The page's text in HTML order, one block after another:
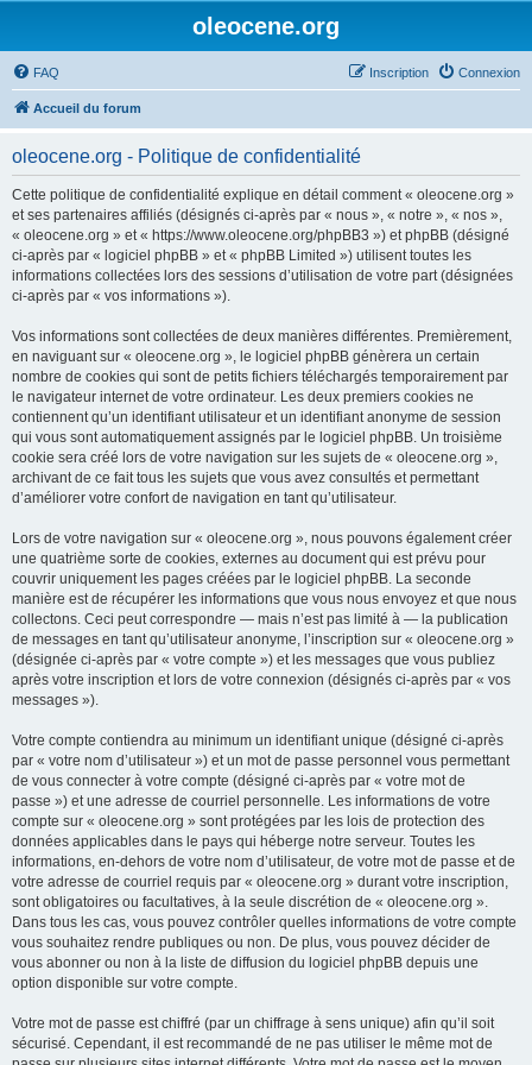
oleocene.org
FAQ Connexion
Inscription
Accueil du forum
oleocene.org - Politique de confidentialité
Cette politique de confidentialité explique en détail comment « oleocene.org »
et ses partenaires affiliés (désignés ci-après par « nous », « notre », « nos »,
« oleocene.org » et « https://www.oleocene.org/phpBB3 ») et phpBB (désigné
ci-après par « logiciel phpBB » et « phpBB Limited ») utilisent toutes les
informations collectées lors des sessions d’utilisation de votre part (désignées
ci-après par « vos informations »).
Vos informations sont collectées de deux manières différentes. Premièrement,
en naviguant sur « oleocene.org », le logiciel phpBB génèrera un certain
nombre de cookies qui sont de petits fichiers téléchargés temporairement par
le navigateur internet de votre ordinateur. Les deux premiers cookies ne
contiennent qu’un identifiant utilisateur et un identifiant anonyme de session
qui vous sont automatiquement assignés par le logiciel phpBB. Un troisième
cookie sera créé lors de votre navigation sur les sujets de « oleocene.org »,
archivant de ce fait tous les sujets que vous avez consultés et permettant
d’améliorer votre confort de navigation en tant qu’utilisateur.
Lors de votre navigation sur « oleocene.org », nous pouvons également créer
une quatrième sorte de cookies, externes au document qui est prévu pour
couvrir uniquement les pages créées par le logiciel phpBB. La seconde
manière est de récupérer les informations que vous nous envoyez et que nous
collectons. Ceci peut correspondre — mais n’est pas limité à — la publication
de messages en tant qu’utilisateur anonyme, l’inscription sur « oleocene.org »
(désignée ci-après par « votre compte ») et les messages que vous publiez
après votre inscription et lors de votre connexion (désignés ci-après par « vos
messages »).
Votre compte contiendra au minimum un identifiant unique (désigné ci-après
par « votre nom d’utilisateur ») et un mot de passe personnel vous permettant
de vous connecter à votre compte (désigné ci-après par « votre mot de
passe ») et une adresse de courriel personnelle. Les informations de votre
compte sur « oleocene.org » sont protégées par les lois de protection des
données applicables dans le pays qui héberge notre serveur. Toutes les
informations, en-dehors de votre nom d’utilisateur, de votre mot de passe et de
votre adresse de courriel requis par « oleocene.org » durant votre inscription,
sont obligatoires ou facultatives, à la seule discrétion de « oleocene.org ».
Dans tous les cas, vous pouvez contrôler quelles informations de votre compte
vous souhaitez rendre publiques ou non. De plus, vous pouvez décider de
vous abonner ou non à la liste de diffusion du logiciel phpBB depuis une
option disponible sur votre compte.
Votre mot de passe est chiffré (par un chiffrage à sens unique) afin qu’il soit
sécurisé. Cependant, il est recommandé de ne pas utiliser le même mot de